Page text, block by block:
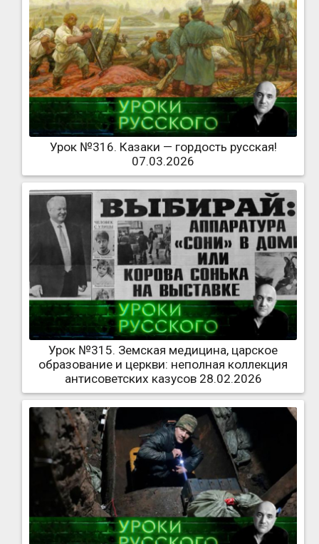
Урок №316. Казаки — гордость русская!
07.03.2026
Урок №315. Земская медицина, царское
образование и церкви: неполная коллекция
антисоветских казусов 28.02.2026